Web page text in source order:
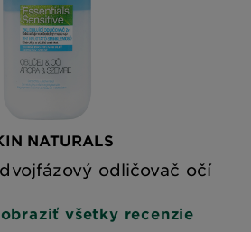
NATURALS
dvojfázový odličovač očí
všetky recenzie